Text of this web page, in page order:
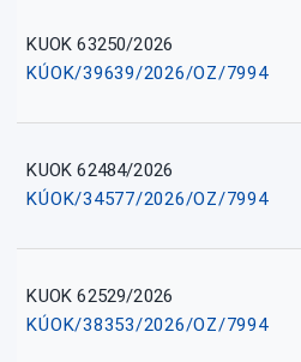
KUOK 63250/2026
KÚOK/39639/2026/OZ/7994
KUOK 62484/2026
KÚOK/34577/2026/OZ/7994
KUOK 62529/2026
KÚOK/38353/2026/OZ/7994